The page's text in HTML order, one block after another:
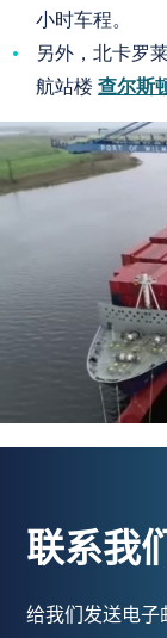
小时车程。
另外，北卡罗
航站楼 查尔斯
联系我
给我们发送电